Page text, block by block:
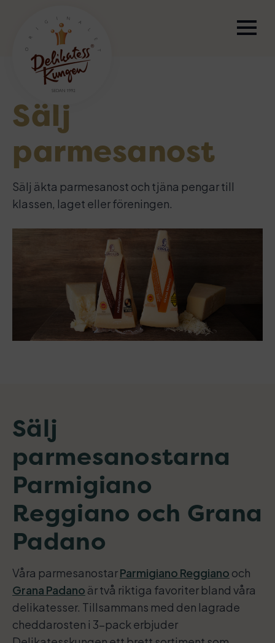
Sälj
parmesanost
Sälj äkta parmesanost och tjäna pengar till
klassen, laget eller föreningen.
Sälj
parmesanostarna
Parmigiano
Reggiano och Grana
Padano
Våra parmesanostarParmigiano Reggiano och
Grana Padano är två riktiga favoriter bland våra
delikatesser. Tillsammans med den lagrade
cheddarosten i 3-pack erbjuder